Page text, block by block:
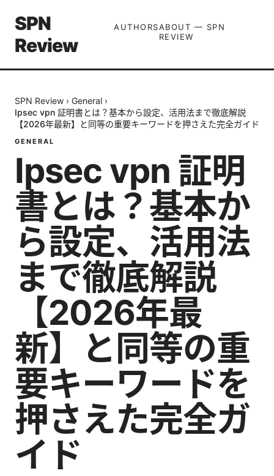
SPN
Review
AUTHORSABOUT — SPN
REVIEW
SPN Review › General ›
Ipsec vpn 証明書とは？基本から設定、活用法まで徹底解説
【2026年最新】と同等の重要キーワードを押さえた完全ガイド
GENERAL
Ipsec vpn 証明
書とは？基本か
ら設定、活用法
まで徹底解説
【2026年最
新】と同等の重
要キーワードを
押さえた完全ガ
イド